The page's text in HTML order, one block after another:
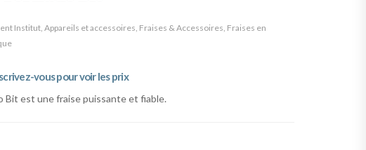
Institut, Appareils et accessoires, Fraises & Accessoires, Fraises en
vous pour voir les prix
Bit est une fraise puissante et fiable.